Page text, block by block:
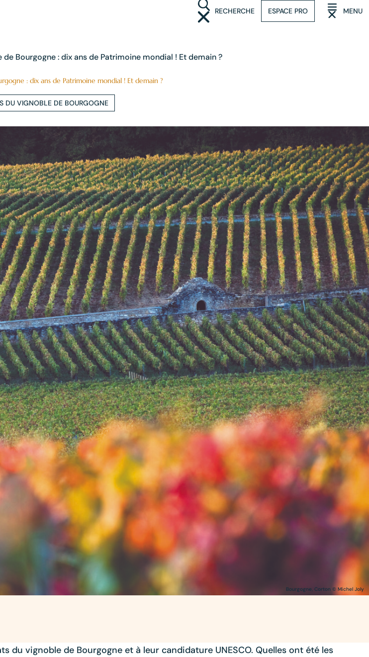
RECHERCHE
(OUVRIR LA RECHERCHE)ESPACE PRO MENU
(OUVRIR LE
Bourgogne : dix ans de Patrimoine mondial ! Et demain ?
: dix ans de Patrimoine mondial ! Et demain ?
DU VIGNOBLE DE BOURGOGNE
Bourgogne, Corton © Michel Joly
vignoble de Bourgogne et à leur candidature UNESCO. Quelles ont été les